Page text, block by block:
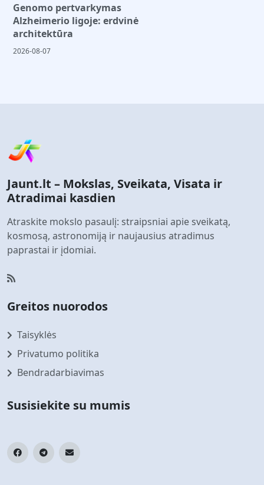
Genomo pertvarkymas
Alzheimerio ligoje: erdvinė
architektūra
2026-08-07
Jaunt.lt – Mokslas, Sveikata, Visata ir
Atradimai kasdien
Atraskite mokslo pasaulį: straipsniai apie sveikatą,
kosmosą, astronomiją ir naujausius atradimus
paprastai ir įdomiai.
Greitos nuorodos
Taisyklės
Privatumo politika
Bendradarbiavimas
Susisiekite su mumis